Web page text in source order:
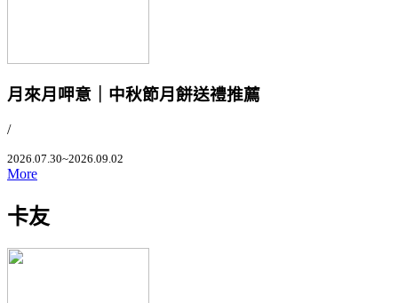
月來月呷意｜中秋節月餅送禮推薦
/
2026.07.30~2026.09.02
More
卡友